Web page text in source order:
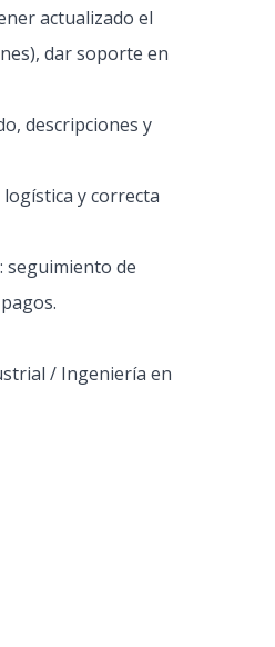
actualizado el
dar soporte en
descripciones y
y correcta
seguimiento de
/ Ingeniería en